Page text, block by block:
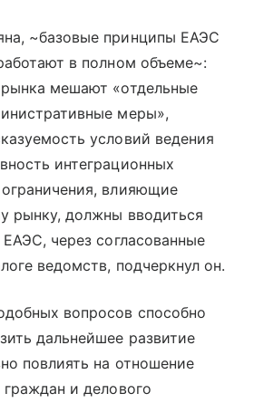
~базовые принципы ЕАЭС
в полном объеме~:
мешают «отдельные
меры»,
условий ведения
интеграционных
влияющие
рынку, должны вводиться
через согласованные
ведомств, подчеркнул он.
вопросов способно
дальнейшее развитие
повлиять на отношение
и делового